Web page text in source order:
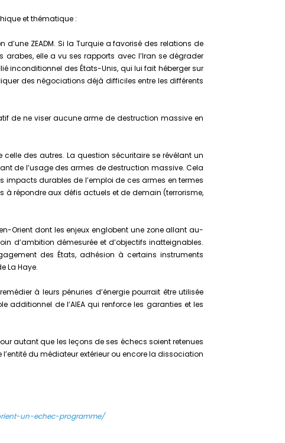
et thématique :
ZEADM. Si la Turquie a favorisé des relations de
elle a vu ses rapports avec l’Iran se dégrader
inconditionnel des États-Unis, qui lui fait héberger sur
des négociations déjà difficiles entre les différents
de ne viser aucune arme de destruction massive en
des autres. La question sécuritaire se révélant un
de l’usage des armes de destruction massive. Cela
impacts durables de l’emploi de ces armes en termes
à répondre aux défis actuels et de demain (terrorisme,
Orient dont les enjeux englobent une zone allant au-
d’ambition démesurée et d’objectifs inatteignables.
des États, adhésion à certains instruments
La Haye.
à leurs pénuries d’énergie pourrait être utilisée
de l’AIEA qui renforce les garanties et les
autant que les leçons de ses échecs soient retenues
du médiateur extérieur ou encore la dissociation
un-echec-programme/